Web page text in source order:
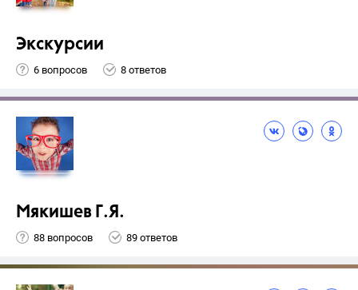
Экскурсии
6 вопросов 8 ответов
Мякишев Г.Я.
88 вопросов 89 ответов